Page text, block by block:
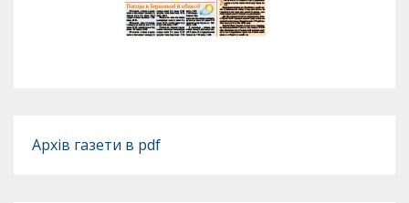
Архів газети в pdf